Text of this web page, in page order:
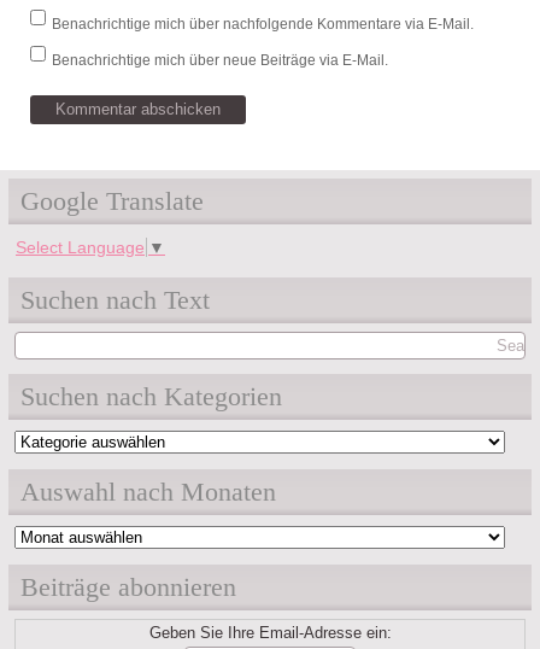
Benachrichtige mich über nachfolgende Kommentare via E-Mail.
Benachrichtige mich über neue Beiträge via E-Mail.
Google Translate
Select Language ▼
Suchen nach Text
Suchen nach Kategorien
Suchen
Kategorien
Auswahl nach Monaten
Auswahl
Monaten
Beiträge abonnieren
Geben Sie Ihre Email-Adresse ein: